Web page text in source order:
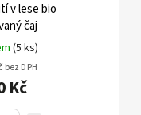
v lese bio
čaj
(5 ks)
bez DPH
Kč